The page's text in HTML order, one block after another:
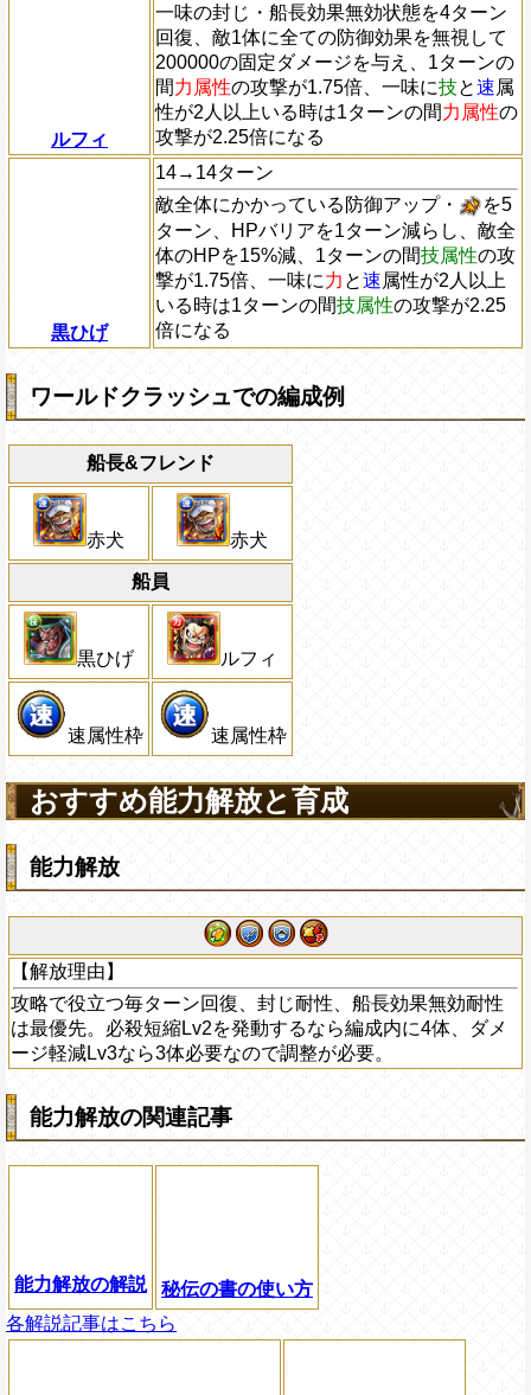
ルフィ
一味の封じ・船長効果無効状態を4ターン
回復、敵1体に全ての防御効果を無視して
200000の固定ダメージを与え、1ターンの
間力属性の攻撃が1.75倍、一味に技と速属
性が2人以上いる時は1ターンの間力属性の
攻撃が2.25倍になる
黒ひげ
14→14ターン
敵全体にかかっている防御アップ・
を5
ターン、HPバリアを1ターン減らし、敵全
体のHPを15%減、1ターンの間技属性の攻
撃が1.75倍、一味に力 と速属性が2人以上
いる時は1ターンの間技属性の攻撃が2.25
倍になる
ワールドクラッシュでの編成例
船長&フレンド
赤犬 赤犬
船員
黒ひげ ルフィ
速属性枠 速属性枠
おすすめ能力解放と育成
能力解放
【解放理由】
攻略で役立つ毎ターン回復、封じ耐性、船長効果無効耐性
は最優先。必殺短縮Lv2を発動するなら編成内に4体、ダメ
ージ軽減Lv3なら3体必要なので調整が必要。
能力解放の関連記事
能力解放の解説
秘伝の書の使い方
各解説記事はこちら